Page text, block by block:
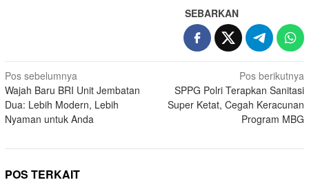
SEBARKAN
Navigasi
pos
Pos sebelumnya
Wajah Baru BRI Unit Jembatan
Dua: Lebih Modern, Lebih
Nyaman untuk Anda
Pos berikutnya
SPPG Polri Terapkan Sanitasi
Super Ketat, Cegah Keracunan
Program MBG
POS TERKAIT